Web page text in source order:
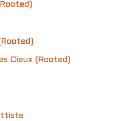
Cieux (Rooted)